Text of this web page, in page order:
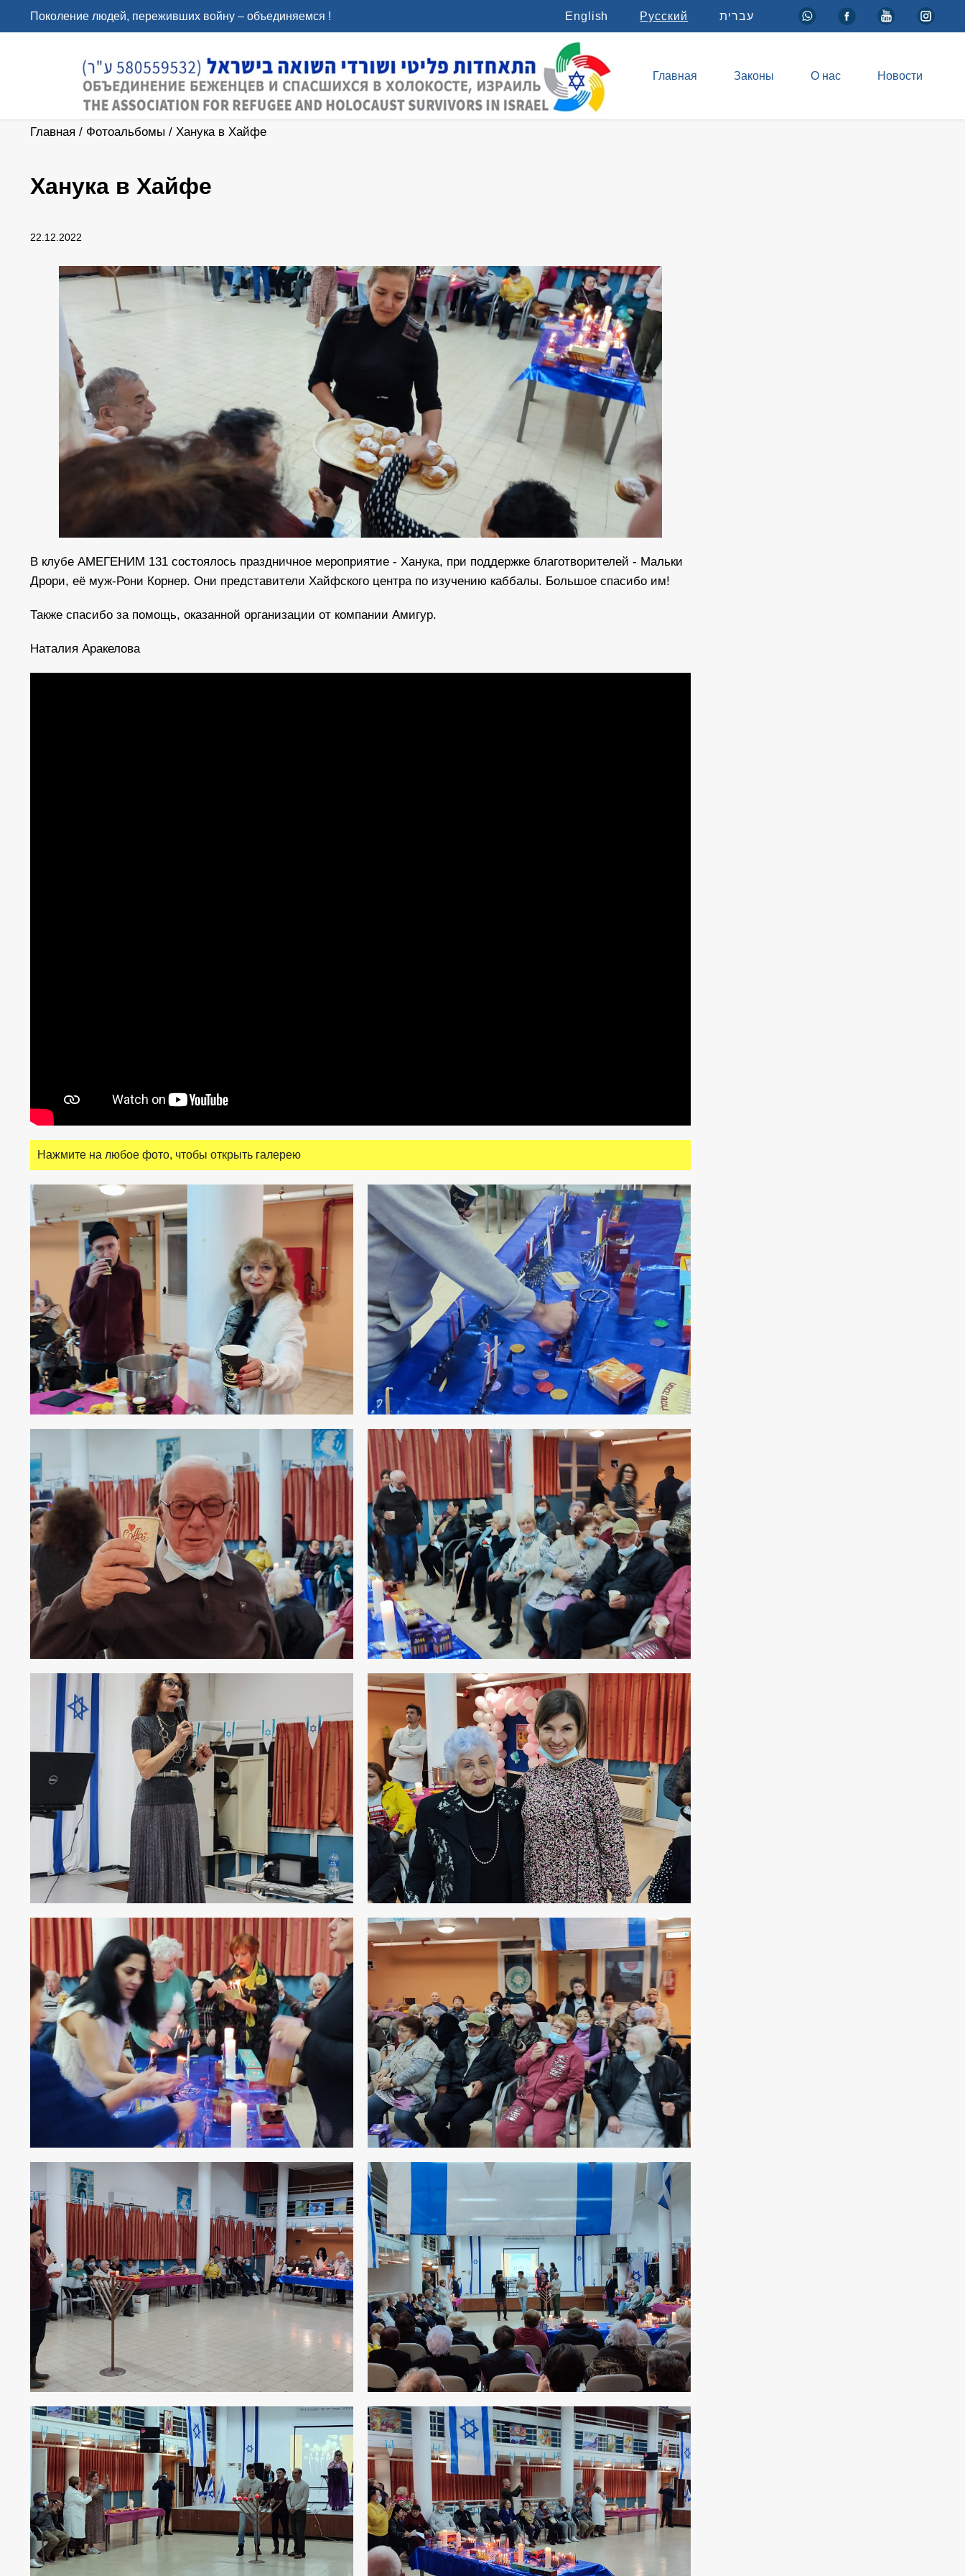
Поколение людей, переживших войну – объединяемся ! English Русский עברית
Главная Законы О нас Новости
Главная / Фотоальбомы / Ханука в Хайфе
Ханука в Хайфе
22.12.2022
В клубе АМЕГЕНИМ 131 состоялось праздничное мероприятие - Ханука, при поддержке благотворителей - Мальки
Дрори, её муж-Рони Корнер. Они представители Хайфского центра по изучению каббалы. Большое спасибо им!
Также спасибо за помощь, оказанной организации от компании Амигур.
Наталия Аракелова
Нажмите на любое фото, чтобы открыть галерею